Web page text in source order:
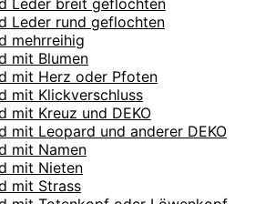
Leder rund geflochten
mehrreihig
mit Blumen
mit Herz oder Pfoten
mit Klickverschluss
mit Kreuz und DEKO
mit Leopard und anderer DEKO
mit Namen
mit Nieten
mit Strass